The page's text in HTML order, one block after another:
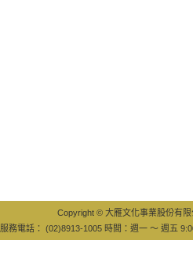
Copyright © 大雁文化事業股份有
服務電話： (02)8913-1005 時間：週一 ～ 週五